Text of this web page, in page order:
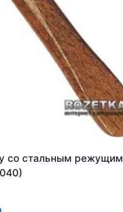
со стальным режущим